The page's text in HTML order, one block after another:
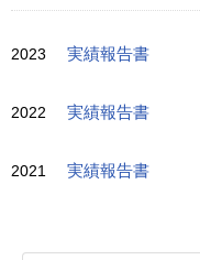
2023 実績報告書
2022 実績報告書
2021 実績報告書